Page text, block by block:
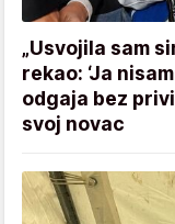
„Usvojila sam
rekao: ‘Ja
odgaja bez
svoj novac